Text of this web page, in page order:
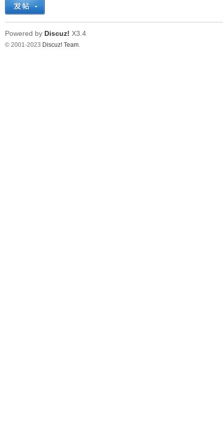
Powered by Discuz! X3.4
© 2001-2023 Discuz! Team.